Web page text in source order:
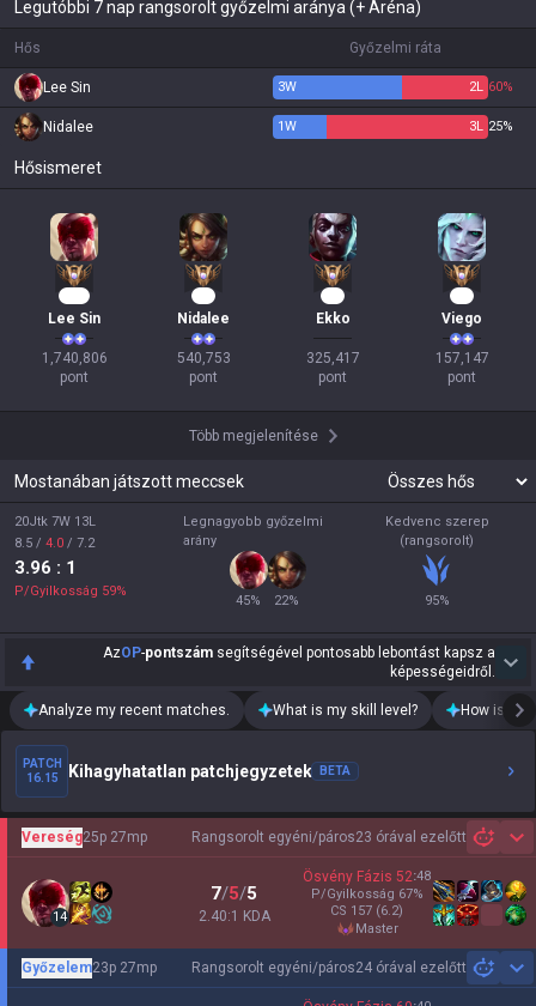
Legutóbbi 7 nap rangsorolt győzelmi aránya (+ Aréna)
Hős Győzelmi ráta
Lee Sin 3W 2L 60%
Nidalee 1W 3L 25%
Hősismeret
Lee Sin
1,740,806
pont
Nidalee
540,753
pont
Ekko
325,417
pont
Viego
157,147
pont
Több megjelenítése
Mostanában játszott meccsek
20Jtk 7W 13L
8.5 / 4.0 / 7.2
3.96 : 1
P/Gyilkosság 59%
Legnagyobb győzelmi
arány
45% 22%
Kedvenc szerep
(rangsorolt)
95%
AzOP-pontszám segítségével pontosabb lebontást kapsz a
képességeidről.
Analyze my recent matches. What is my skill level? How is my
PATCH
16.15
Kihagyhatatlan patchjegyzetek BETA
Rangsorolt egyéni/páros23 órával ezelőtt
Vereség25p 27mp
14
7/5/5
2.40:1 KDA
Ösvény Fázis 52:48
P/Gyilkosság 67%
CS 157 (6.2)
master
Rangsorolt egyéni/páros24 órával ezelőtt
Győzelem23p 27mp